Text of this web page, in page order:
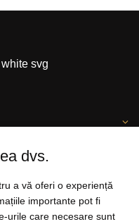
dvs.
a vă oferi o experiență
importante pot fi
urile care necesare sunt